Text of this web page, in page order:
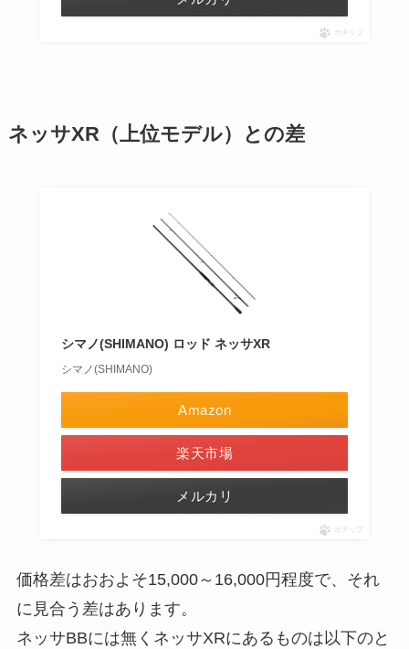
ポチップ
ネッサXR（上位モデル）との差
シマノ(SHIMANO) ロッド ネッサXR
シマノ(SHIMANO)
Amazon
楽天市場
メルカリ
ポチップ
価格差はおおよそ15,000～16,000円程度で、それ
に見合う差はあります。
ネッサBBには無くネッサXRにあるものは以下のと